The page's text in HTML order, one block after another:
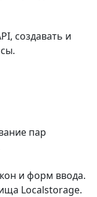
создавать и
пар
и форм ввода.
Localstorage.